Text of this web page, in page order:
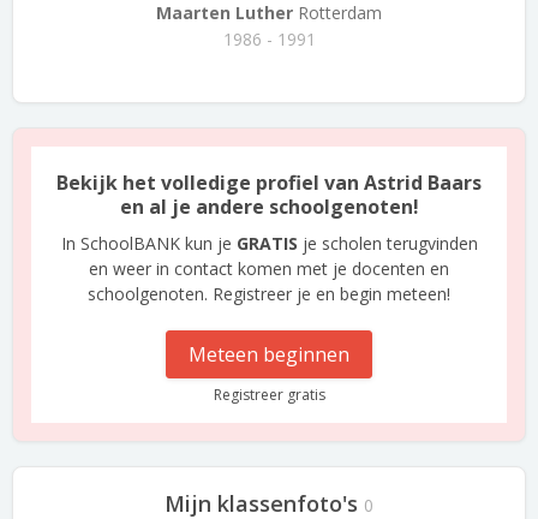
Maarten Luther Rotterdam
1986 - 1991
Bekijk het volledige profiel van Astrid Baars
en al je andere schoolgenoten!
In SchoolBANK kun je GRATIS je scholen terugvinden
en weer in contact komen met je docenten en
schoolgenoten. Registreer je en begin meteen!
Meteen beginnen
Registreer gratis
Mijn klassenfoto's 0